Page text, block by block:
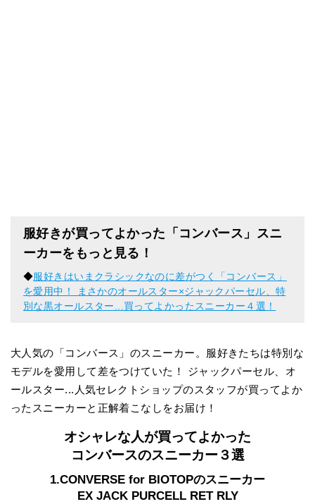
服好きが買ってよかった「コンバース」スニ
ーカーをもっと見る！
◆服好きはいまクラシックなのに差がつく「コンバース」
を愛用中！ まさかのオールスター×ジャックパーセル、特
別な黒オールスター...買ってよかったスニーカー４選！
大人気の「コンバース」のスニーカー。服好きたちは特別な
モデルを愛用して差をつけていた！ ジャックパーセル、オ
ールスター...人気セレクトショップのスタッフが買ってよか
ったスニーカーと正解着こなしをお届け！
オシャレな人が買ってよかった
コンバースのスニーカー３選
1.CONVERSE for BIOTOPのスニーカー
EX JACK PURCELL RET RLY